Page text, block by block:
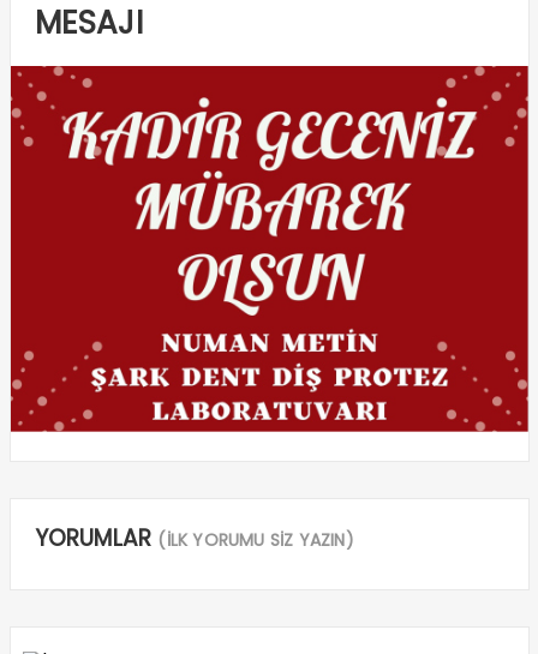
MESAJI
YORUMLAR (İLK YORUMU SİZ YAZIN)